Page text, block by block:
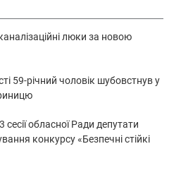
люки за новою
59-річний чоловік шубовстнув у
сесії обласної Ради депутати
конкурсу «Безпечні стійкі